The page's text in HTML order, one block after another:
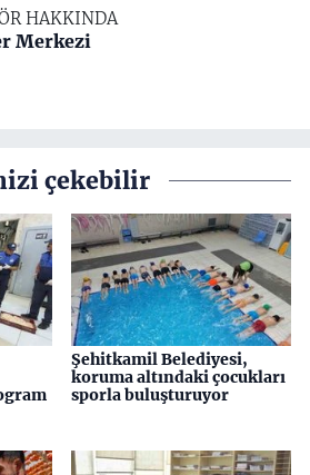
HAKKINDA
Merkezi
çekebilir
Şehitkamil Belediyesi,
koruma altındaki çocukları
sporla buluşturuyor